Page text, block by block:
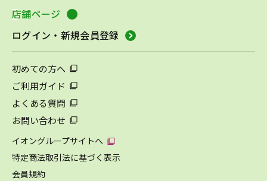
店舗ページ
ログイン・新規会員登録
初めての方へ
ご利用ガイド
よくある質問
お問い合わせ
イオングループサイトへ
特定商法取引法に基づく表示
会員規約